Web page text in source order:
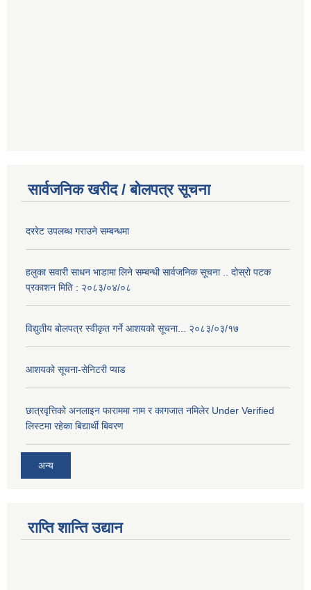
सार्वजनिक खरीद / बोलपत्र सूचना
दररेट उपलब्ध गराउने सम्बन्धमा
हलुका सवारी साधन भाडामा लिने सम्बन्धी सार्वजनिक सूचना .. दोस्रो पटक
प्रकाशन मिति : २०८३/०४/०८
विद्युतीय बोलपत्र स्वीकृत गर्ने आशयको सूचना... २०८३/०३/१७
आशयको सूचना-सेनिटरी प्याड
छात्रवृत्तिको अनलाइन फाराममा नाम र कागजात नमिलेर Under Verified
लिस्टमा रहेका बिद्यार्थी बिवरण
अन्य
राप्ति शान्ति उद्यान